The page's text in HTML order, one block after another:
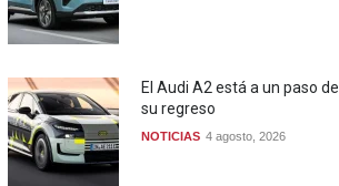
El Audi A2 está a un paso de
su regreso
NOTICIAS 4 agosto, 2026